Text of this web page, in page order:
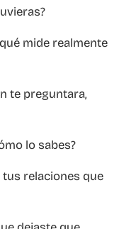
mide realmente
te preguntara,
lo sabes?
tus relaciones que